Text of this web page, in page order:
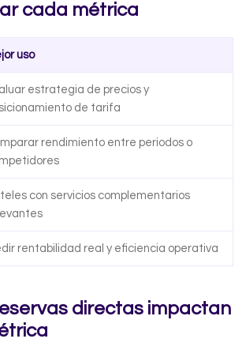
cada métrica
uso
estrategia de precios y
de tarifa
rendimiento entre periodos o
con servicios complementarios
rentabilidad real y eficiencia operativa
directas impactan